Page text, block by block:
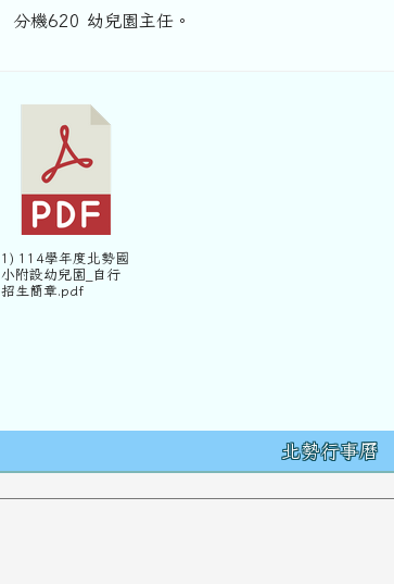
分機620 幼兒園主任。
1) 114學年度北勢國
小附設幼兒園_自行
招生簡章.pdf
北勢行事曆